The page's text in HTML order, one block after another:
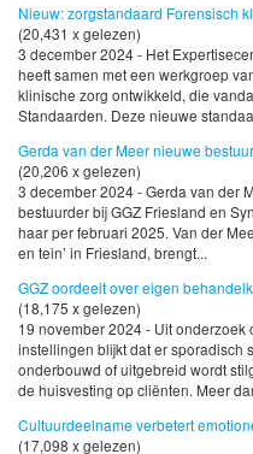
Nieuw: zorgstandaard Forensisch
(20,431 x gelezen)
3 december 2024 - Het
heeft samen met een werkgroep
klinische zorg ontwikkeld, die
Standaarden. Deze nieuwe
Gerda van der Meer nieuwe
(20,206 x gelezen)
3 december 2024 - Gerda van der
bestuurder bij GGZ Friesland en
haar per februari 2025. Van der
en tein’ in Friesland, brengt...
GGZ oordeelt over eigen
(18,175 x gelezen)
19 november 2024 - Uit onderzoek
instellingen blijkt dat er sporadisch
onderbouwd of uitgebreid wordt
de huisvesting op cliënten. Meer
Cultuurdeelname verbetert
(17,098 x gelezen)